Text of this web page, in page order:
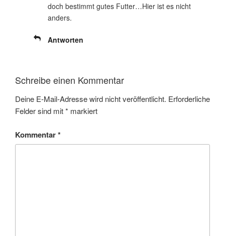
doch bestimmt gutes Futter…Hier ist es nicht
anders.
Antworten
Schreibe einen Kommentar
Deine E-Mail-Adresse wird nicht veröffentlicht. Erforderliche
Felder sind mit* markiert
Kommentar*